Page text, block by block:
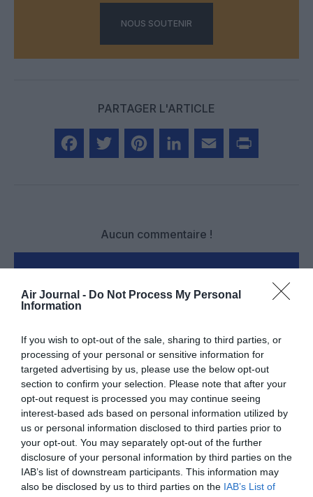
Air Journal - Do Not Process My Personal
Information
If you wish to opt-out of the sale, sharing to third parties, or
processing of your personal or sensitive information for
targeted advertising by us, please use the below opt-out
section to confirm your selection. Please note that after your
opt-out request is processed you may continue seeing
interest-based ads based on personal information utilized by
us or personal information disclosed to third parties prior to
your opt-out. You may separately opt-out of the further
disclosure of your personal information by third parties on the
IAB’s list of downstream participants. This information may
also be disclosed by us to third parties on the IAB’s List of
NOUS SOUTENIR
PARTAGER L'ARTICLE
Aucun commentaire !
FAIRE UN DON
Appel aux lecteurs !
Soutenez Air Journal participezà son
développement !
NOUS SOUTENIR